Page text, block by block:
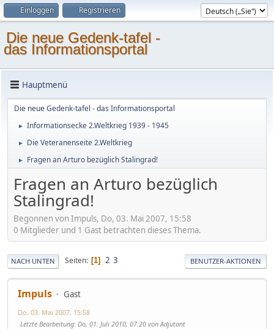
Einloggen Registrieren
Die neue Gedenk-tafel -
das Informationsportal
Hauptmenü
Die neue Gedenk-tafel - das Informationsportal
► Informationsecke 2.Weltkrieg 1939 - 1945
► Die Veteranenseite 2.Weltkrieg
► Fragen an Arturo bezüglich Stalingrad!
Fragen an Arturo bezüglich
Stalingrad!
Begonnen von Impuls, Do, 03. Mai 2007, 15:58
0 Mitglieder und 1 Gast betrachten dieses Thema.
NACH UNTEN Seiten 1 2 3 BENUTZER-AKTIONEN
Impuls Gast
Do, 03. Mai 2007, 15:58
Letzte Bearbeitung: Do, 01. Juli 2010, 07:20 von Adjutant